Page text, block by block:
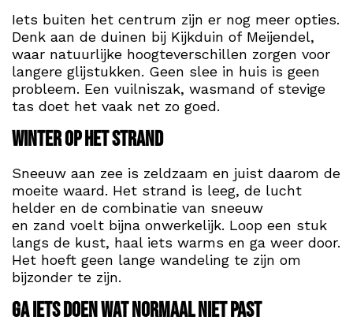
Iets buiten het centrum zijn er nog meer opties.
Denk aan de duinen bij Kijkduin of Meijendel,
waar natuurlijke hoogteverschillen zorgen voor
langere glijstukken. Geen slee in huis is geen
probleem. Een vuilniszak, wasmand of stevige
tas doet het vaak net zo goed.
Winter op het strand
Sneeuw aan zee is zeldzaam en juist daarom de
moeite waard. Het strand is leeg, de lucht
helder en de combinatie van sneeuw
en zand voelt bijna onwerkelijk. Loop een stuk
langs de kust, haal iets warms en ga weer door.
Het hoeft geen lange wandeling te zijn om
bijzonder te zijn.
Ga iets doen wat normaal niet past